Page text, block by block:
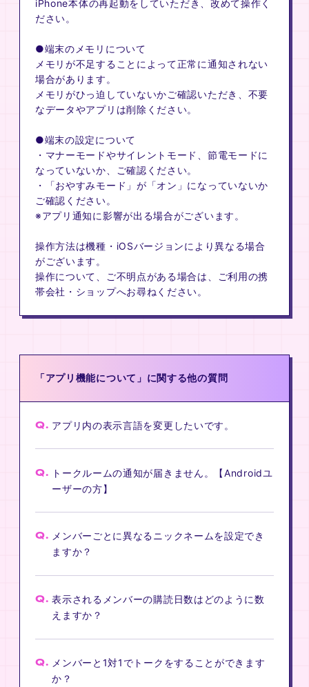
iPhone本体の再起動をしていただき、改めて操作く
ださい。
●端末のメモリについて
メモリが不足することによって正常に通知されない
場合があります。
メモリがひっ迫していないかご確認いただき、不要
なデータやアプリは削除ください。
●端末の設定について
・マナーモードやサイレントモード、節電モードに
なっていないか、ご確認ください。
・「おやすみモード」が「オン」になっていないか
ご確認ください。
※アプリ通知に影響が出る場合がございます。
操作方法は機種・iOSバージョンにより異なる場合
がございます。
操作について、ご不明点がある場合は、ご利用の携
帯会社・ショップへお尋ねください。
「アプリ機能について」に関する他の質問
Q. アプリ内の表示言語を変更したいです。
Q. トークルームの通知が届きません。【Androidユ
ーザーの方】
Q. メンバーごとに異なるニックネームを設定でき
ますか？
Q. 表示されるメンバーの購読日数はどのように数
えますか？
Q. メンバーと1対1でトークをすることができます
か？